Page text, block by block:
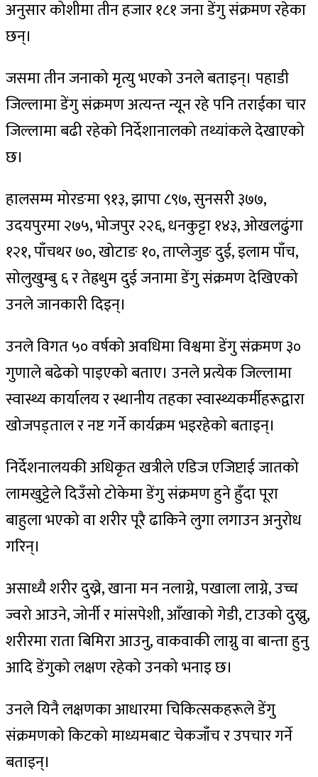
अनुसार कोशीमा तीन हजार १८१ जना डेंगु संक्रमण रहेका
छन्।
जसमा तीन जनाको मृत्यु भएको उनले बताइन्। पहाडी
जिल्लामा डेंगु संक्रमण अत्यन्त न्यून रहे पनि तराईका चार
जिल्लामा बढी रहेको निर्देशानालको तथ्यांकले देखाएको
छ।
हालसम्म मोरङमा ९१३, झापा ८९७, सुनसरी ३७७,
उदयपुरमा २७५, भोजपुर २२६, धनकुट्टा १४३, ओखलढुंगा
१२१, पाँचथर ७०, खोटाङ १०, ताप्लेजुङ दुई, इलाम पाँच,
सोलुखुम्बु ६ र तेह्रथुम दुई जनामा डेंगु संक्रमण देखिएको
उनले जानकारी दिइन्।
उनले विगत ५० वर्षको अवधिमा विश्वमा डेंगु संक्रमण ३०
गुणाले बढेको पाइएको बताए। उनले प्रत्येक जिल्लामा
स्वास्थ्य कार्यालय र स्थानीय तहका स्वास्थ्यकर्मीहरूद्वारा
खोजपड्ताल र नष्ट गर्ने कार्यक्रम भइरहेको बताइन्।
निर्देशनालयकी अधिकृत खत्रीले एडिज एजिप्टाई जातको
लामखुट्टेले दिउँसो टोकेमा डेंगु संक्रमण हुने हुँदा पूरा
बाहुला भएको वा शरीर पूरै ढाकिने लुगा लगाउन अनुरोध
गरिन्।
असाध्यै शरीर दुख्ने, खाना मन नलाग्ने, पखाला लाग्ने, उच्च
ज्वरो आउने, जोर्नी र मांसपेशी, आँखाको गेडी, टाउको दुख्नु,
शरीरमा राता बिमिरा आउनु, वाकवाकी लाग्नु वा बान्ता हुनु
आदि डेंगुको लक्षण रहेको उनको भनाइ छ।
उनले यिनै लक्षणका आधारमा चिकित्सकहरूले डेंगु
संक्रमणको किटको माध्यमबाट चेकजाँच र उपचार गर्ने
बताइन्।